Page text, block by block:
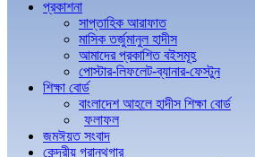
প্রকাশনা
সাপ্তাহিক আরাফাত
মাসিক তর্জুমানুল হাদীস
আমাদের প্রকাশিত বইসমূহ
পোস্টার-লিফলেট-ব্যানার-ফেস্টুন
শিক্ষা বোর্ড
বাংলাদেশ আহলে হাদীস শিক্ষা বোর্ড
ফলাফল
জমঈয়ত সংবাদ
কেন্দ্রীয় গ্রান্থগার